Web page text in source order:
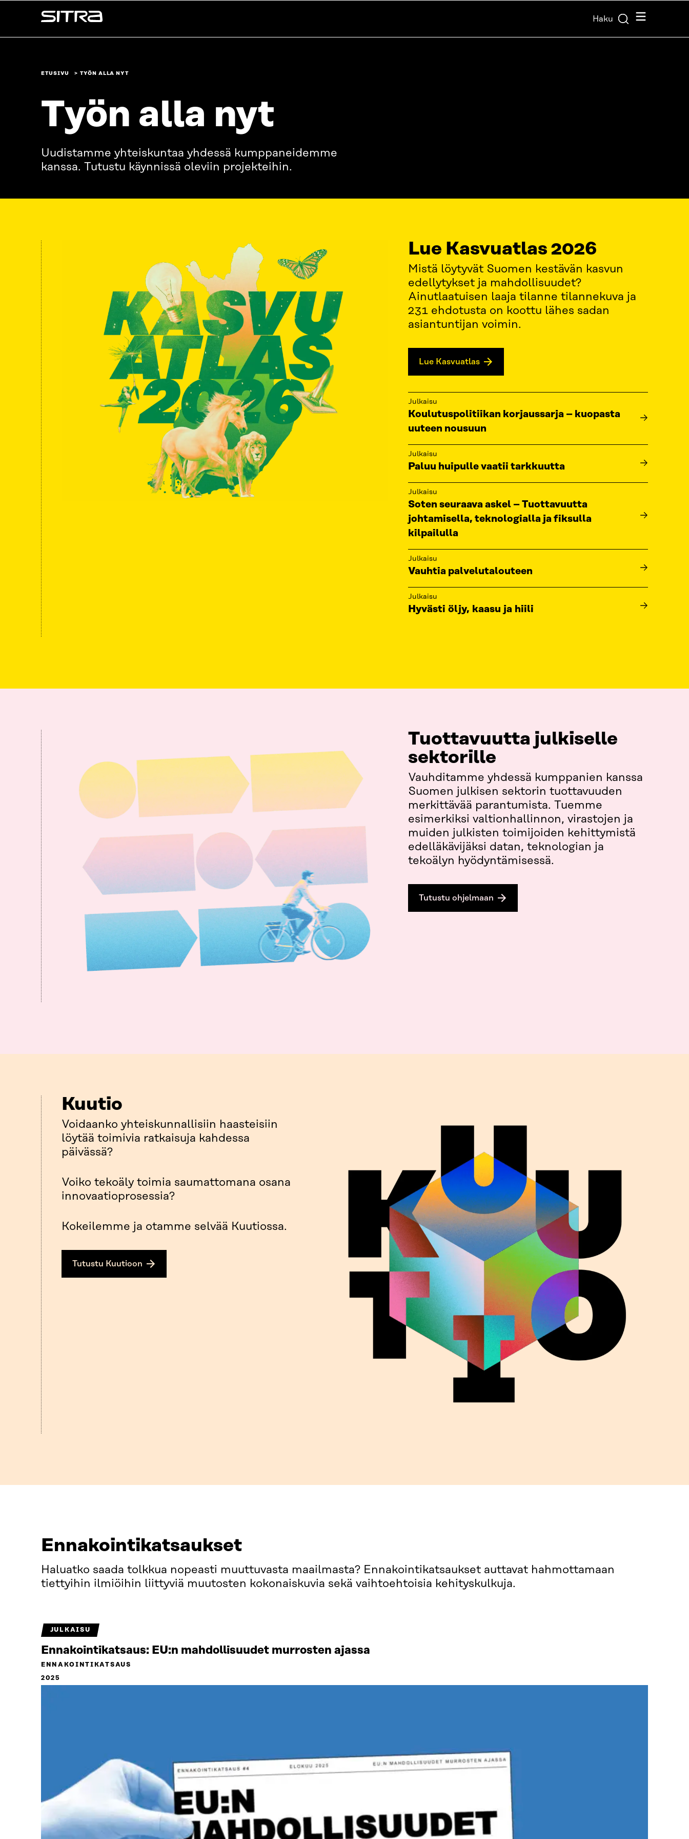
sisältöön
Sitra Haku Valikko
ETUSIVU TYÖN ALLA NYT
Työn alla nyt
Uudistamme yhteiskuntaa yhdessä kumppaneidemme
kanssa. Tutustu käynnissä oleviin projekteihin.
Lue Kasvuatlas 2026
Mistä löytyvät Suomen kestävän kasvun
edellytykset ja mahdollisuudet?
Ainutlaatuisen laaja tilanne tilannekuva ja
231 ehdotusta on koottu lähes sadan
asiantuntijan voimin.
Lue Kasvuatlas
Julkaisu
Koulutuspolitiikan korjaussarja – kuopasta
uuteen nousuun
Julkaisu
Paluu huipulle vaatii tarkkuutta
Julkaisu
Soten seuraava askel – Tuottavuutta
johtamisella, teknologialla ja fiksulla
kilpailulla
Julkaisu
Vauhtia palvelutalouteen
Julkaisu
Hyvästi öljy, kaasu ja hiili
Tuottavuutta julkiselle
sektorille
Vauhditamme yhdessä kumppanien kanssa
Suomen julkisen sektorin tuottavuuden
merkittävää parantumista. Tuemme
esimerkiksi valtionhallinnon, virastojen ja
muiden julkisten toimijoiden kehittymistä
edelläkävijäksi datan, teknologian ja
tekoälyn hyödyntämisessä.
Tutustu ohjelmaan
Kuutio
Voidaanko yhteiskunnallisiin haasteisiin
löytää toimivia ratkaisuja kahdessa
päivässä?
Voiko tekoäly toimia saumattomana osana
innovaatioprosessia?
Kokeilemme ja otamme selvää Kuutiossa.
Tutustu Kuutioon
Ennakointikatsaukset
Haluatko saada tolkkua nopeasti muuttuvasta maailmasta? Ennakointikatsaukset auttavat hahmottamaan
tiettyihin ilmiöihin liittyviä muutosten kokonaiskuvia sekä vaihtoehtoisia kehityskulkuja.
JULKAISU
Ennakointikatsaus: EU:n mahdollisuudet murrosten ajassa
ENNAKOINTIKATSAUS
2025